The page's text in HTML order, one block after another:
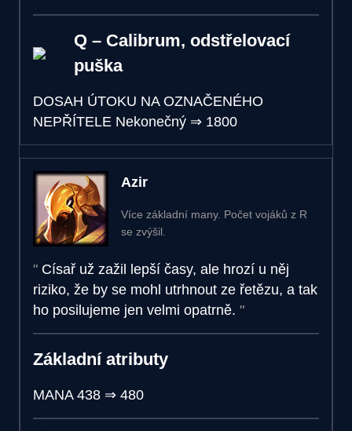
Q – Calibrum, odstřelovací
puška
DOSAH ÚTOKU NA OZNAČENÉHO
NEPŘÍTELE Nekonečný ⇒ 1800
Azir
Více základní many. Počet vojáků z R
se zvýšil.
Císař už zažil lepší časy, ale hrozí u něj
riziko, že by se mohl utrhnout ze řetězu, a tak
ho posilujeme jen velmi opatrně.
Základní atributy
MANA 438 ⇒ 480